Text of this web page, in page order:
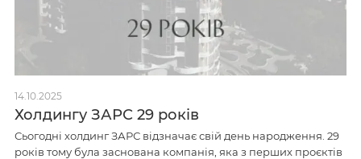
14.10.2025
Холдингу ЗАРС 29 років
Сьогодні холдинг ЗАРС відзначає свій день народження. 29
років тому була заснована компанія, яка з перших проєктів